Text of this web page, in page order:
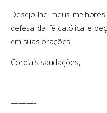
Desejo-lhe meus
defesa da fé católica e
em suas orações.
Cordiais saudações,
———-